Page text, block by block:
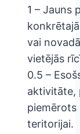
1 – Jauns
vai
vietējās
0.5 –
aktivitāte,
piemērots
teritorijai.